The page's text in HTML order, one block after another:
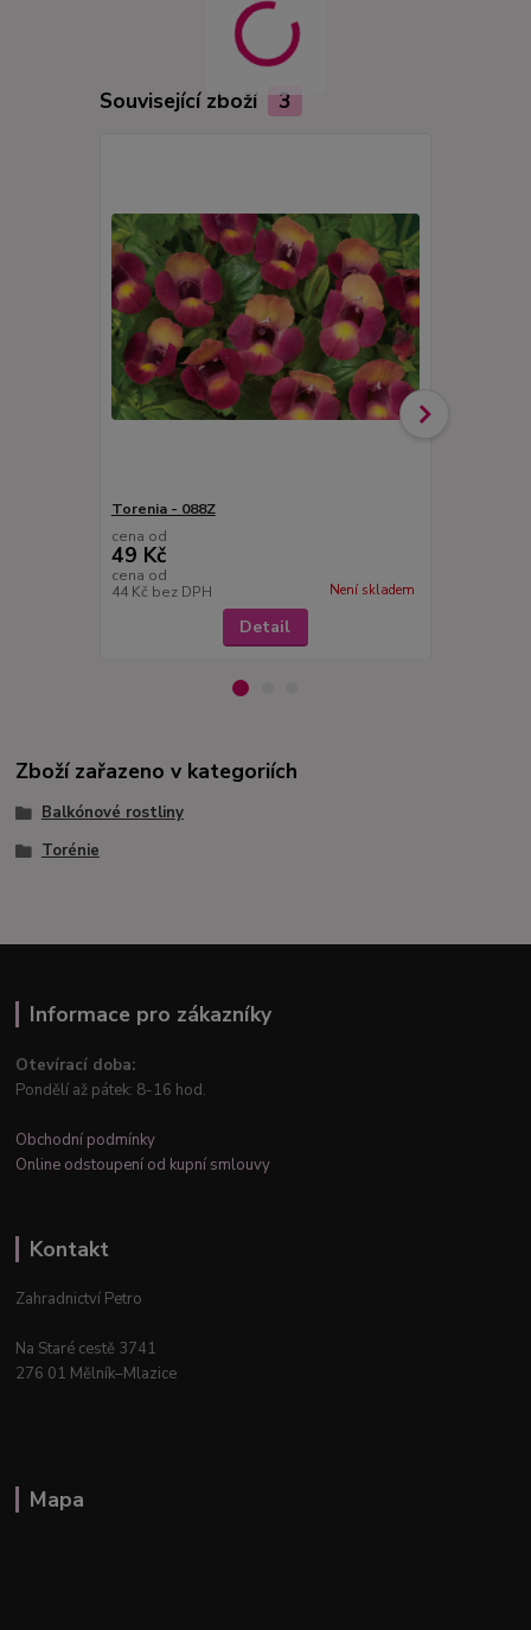
Související zboží 3
Torenia - 088Z
cena od
49 Kč
cena od
44 Kč bez DPH Není skladem
Detail
Zboží zařazeno v kategoriích
Balkónové rostliny
Torénie
Informace pro zákazníky
Otevírací doba:
Pondělí až pátek: 8-16 hod.
Obchodní podmínky
Online odstoupení od kupní smlouvy
Kontakt
Zahradnictví Petro
Na Staré cestě 3741
276 01 Mělník–Mlazice
Mapa